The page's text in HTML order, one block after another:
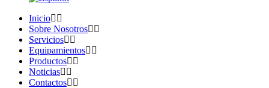
Inicio
Sobre Nosotros
Servicios
Equipamientos
Productos
Noticias
Contactos